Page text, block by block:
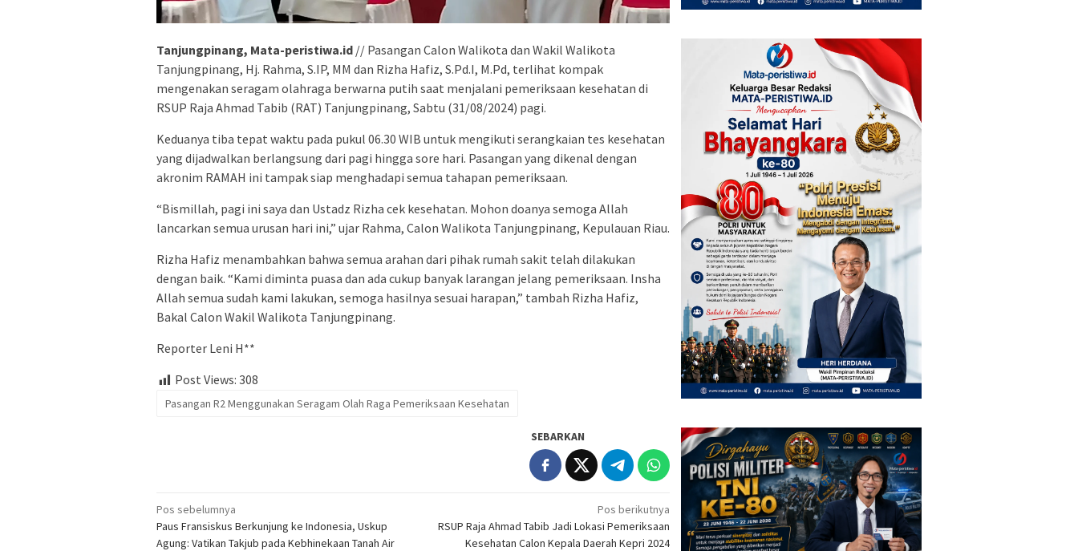
Tanjungpinang, Mata-peristiwa.id // Pasangan Calon Walikota dan Wakil Walikota
Tanjungpinang, Hj. Rahma, S.IP, MM dan Rizha Hafiz, S.Pd.I, M.Pd, terlihat kompak
mengenakan seragam olahraga berwarna putih saat menjalani pemeriksaan kesehatan di
RSUP Raja Ahmad Tabib (RAT) Tanjungpinang, Sabtu (31/08/2024) pagi.
Keduanya tiba tepat waktu pada pukul 06.30 WIB untuk mengikuti serangkaian tes kesehatan
yang dijadwalkan berlangsung dari pagi hingga sore hari. Pasangan yang dikenal dengan
akronim RAMAH ini tampak siap menghadapi semua tahapan pemeriksaan.
“Bismillah, pagi ini saya dan Ustadz Rizha cek kesehatan. Mohon doanya semoga Allah
lancarkan semua urusan hari ini,” ujar Rahma, Calon Walikota Tanjungpinang, Kepulauan Riau.
Rizha Hafiz menambahkan bahwa semua arahan dari pihak rumah sakit telah dilakukan
dengan baik. “Kami diminta puasa dan ada cukup banyak larangan jelang pemeriksaan. Insha
Allah semua sudah kami lakukan, semoga hasilnya sesuai harapan,” tambah Rizha Hafiz,
Bakal Calon Wakil Walikota Tanjungpinang.
Reporter Leni H**
Post Views: 308
Pasangan R2 Menggunakan Seragam Olah Raga Pemeriksaan Kesehatan
SEBARKAN
Navigasi
pos
Pos sebelumnya
Paus Fransiskus Berkunjung ke Indonesia, Uskup
Agung: Vatikan Takjub pada Kebhinekaan Tanah Air
Pos berikutnya
RSUP Raja Ahmad Tabib Jadi Lokasi Pemeriksaan
Kesehatan Calon Kepala Daerah Kepri 2024